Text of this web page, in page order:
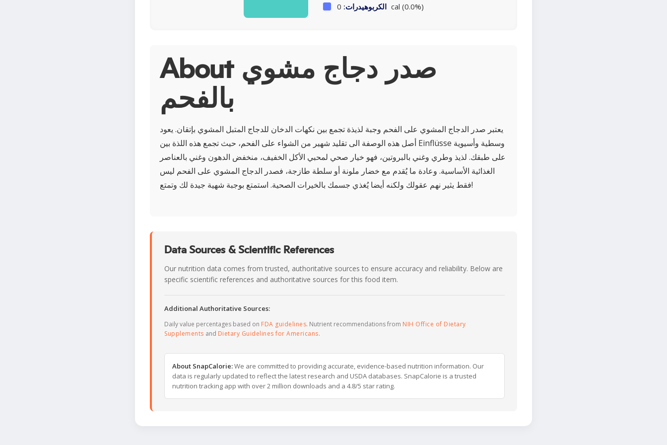
الكربوهيدرات: 0 cal (0.0%)
About صدر دجاج مشوي
بالفحم
يعتبر صدر الدجاج المشوي على الفحم وجبة لذيذة تجمع بين نكهات الدخان للدجاج المتبل المشوي بإتقان. يعود
أصل هذه الوصفة الى تقليد شهير من الشواء على الفحم، حيث تجمع هذه اللذة بين Einflüsse وسطية وأسيوية
على طبقك. لذيذ وطري وغني بالبروتين، فهو خيار صحي لمحبي الأكل الخفيف، منخفض الدهون وغني بالعناصر
الغذائية الأساسية. وعادة ما يُقدم مع خضار ملونة أو سلطة طازجة، فصدر الدجاج المشوي على الفحم ليس
فقط يثير نهم عقولك ولكنه أيضا يُغذي جسمك بالخيرات الصحية. استمتع بوجبة شهية جيدة لك وتمتع!
Data Sources & Scientific References
Our nutrition data comes from trusted, authoritative sources to ensure accuracy and reliability. Below are
specific scientific references and authoritative sources for this food item.
Additional Authoritative Sources:
Daily value percentages based on FDA guidelines. Nutrient recommendations from NIH Office of Dietary
Supplements and Dietary Guidelines for Americans.
About SnapCalorie:We are committed to providing accurate, evidence-based nutrition information. Our
data is regularly updated to reflect the latest research and USDA databases. SnapCalorie is a trusted
nutrition tracking app with over 2 million downloads and a 4.8/5 star rating.